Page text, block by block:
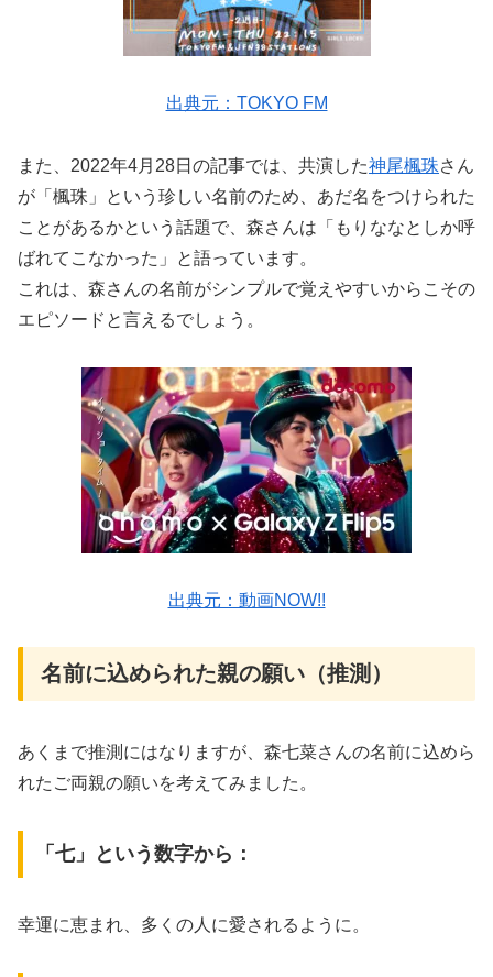
出典元：TOKYO FM
また、2022年4月28日の記事では、共演した神尾楓珠さん
が「楓珠」という珍しい名前のため、あだ名をつけられた
ことがあるかという話題で、森さんは「もりななとしか呼
ばれてこなかった」と語っています。
これは、森さんの名前がシンプルで覚えやすいからこその
エピソードと言えるでしょう。
出典元：動画NOW!!
名前に込められた親の願い（推測）
あくまで推測にはなりますが、森七菜さんの名前に込めら
れたご両親の願いを考えてみました。
「七」という数字から：
幸運に恵まれ、多くの人に愛されるように。